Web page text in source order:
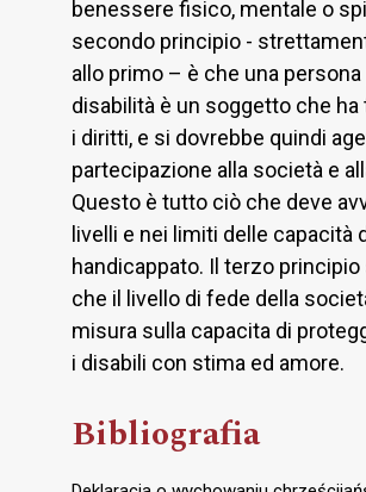
benessere fisico, mentale o
secondo principio -
allo primo – è che una persona
disabilità è un soggetto che ha
i diritti, e si dovrebbe quindi
partecipazione alla società e
Questo è tutto ciò che deve
livelli e nei limiti delle capacità
handicappato. Il terzo
che il livello di fede della
misura sulla capacita di
i disabili con stima ed amore.
Bibliografia